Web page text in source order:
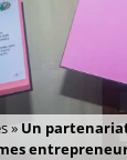
» Un